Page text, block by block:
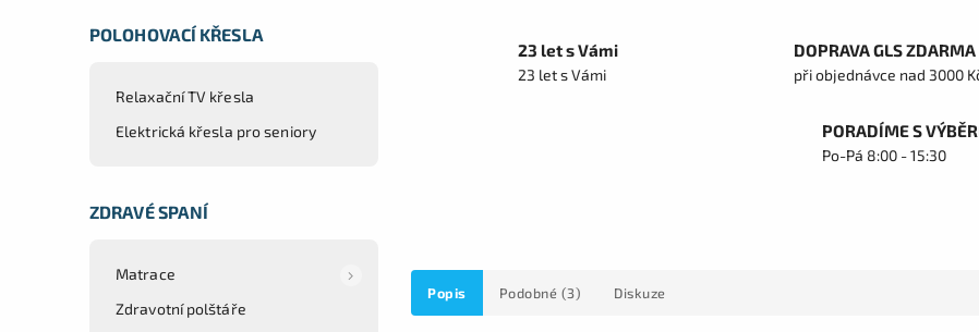
POLOHOVACÍ KŘESLA
Relaxační TV křesla
Elektrická křesla pro seniory
ZDRAVÉ SPANÍ
Matrace
Zdravotní polštáře
23 let s Vámi
23 let s Vámi
DOPRAVA GLS ZDARMA
při objednávce nad 3000
PORADÍME S
Po-Pá 8:00 - 15:30
Popis Podobné (3) Diskuze